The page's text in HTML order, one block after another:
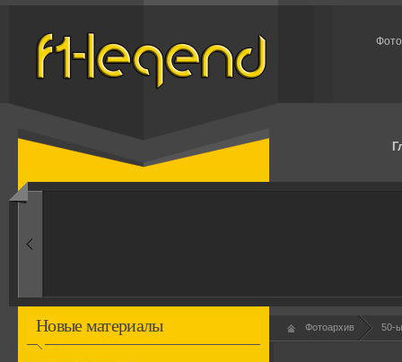
1960-ые
Новые материалы Фотоархив 50-